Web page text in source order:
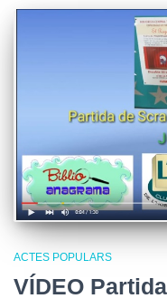
ACTES POPULARS
VÍDEO